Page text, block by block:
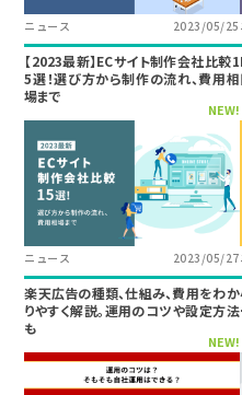
ニュース 2023/05/25
【2023最新】ECサイト制作会社比較1
5選！選び方から制作の流れ、費用相
場まで
NEW!
ニュース 2023/05/27
楽天広告の種類、仕組み、費用をわか
りやすく解説。運用のコツや設定方法
も
NEW!